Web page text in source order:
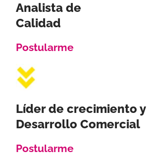
Analista de
Calidad
Postularme
Líder de crecimiento y
Desarrollo Comercial
Postularme